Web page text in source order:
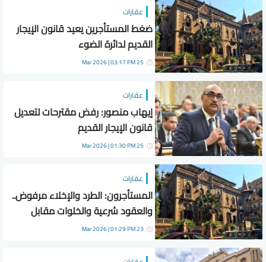
عقارات
ضغط المستأجرين يعيد قانون الإيجار
القديم لدائرة الضوء
25 Mar 2026 | 03:17 PM
عقارات
إيهاب منصور: رفض مقترحات لتعديل
قانون الإيجار القديم
25 Mar 2026 | 01:30 PM
عقارات
المستأجرون: الطرد والإخلاء مرفوض..
والعقود شرعية والخلوات مقابل
الوحدات
23 Mar 2026 | 01:29 PM